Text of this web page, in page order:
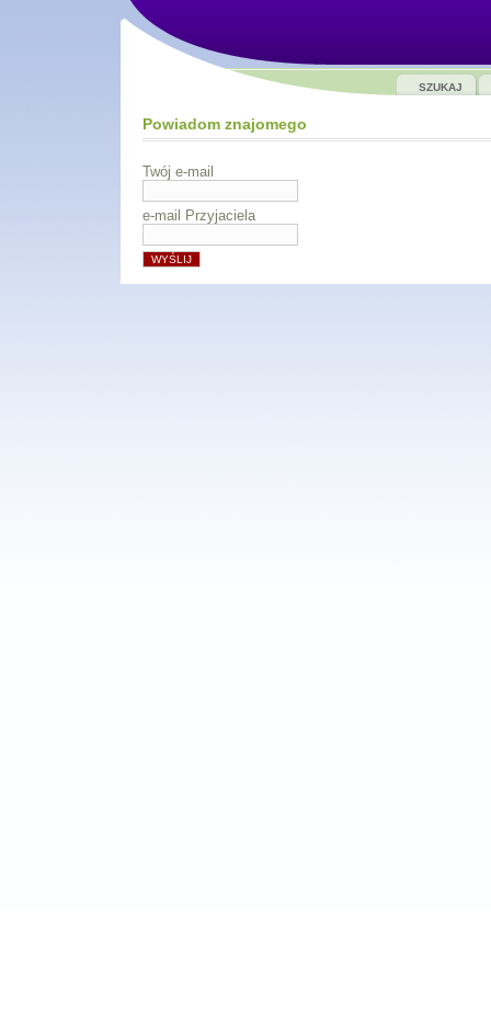
SZUKAJ
Powiadom znajomego
Twój e-mail
e-mail Przyjaciela